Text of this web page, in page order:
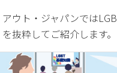
アウト・ジャパンでは
を抜粋してご紹介します。